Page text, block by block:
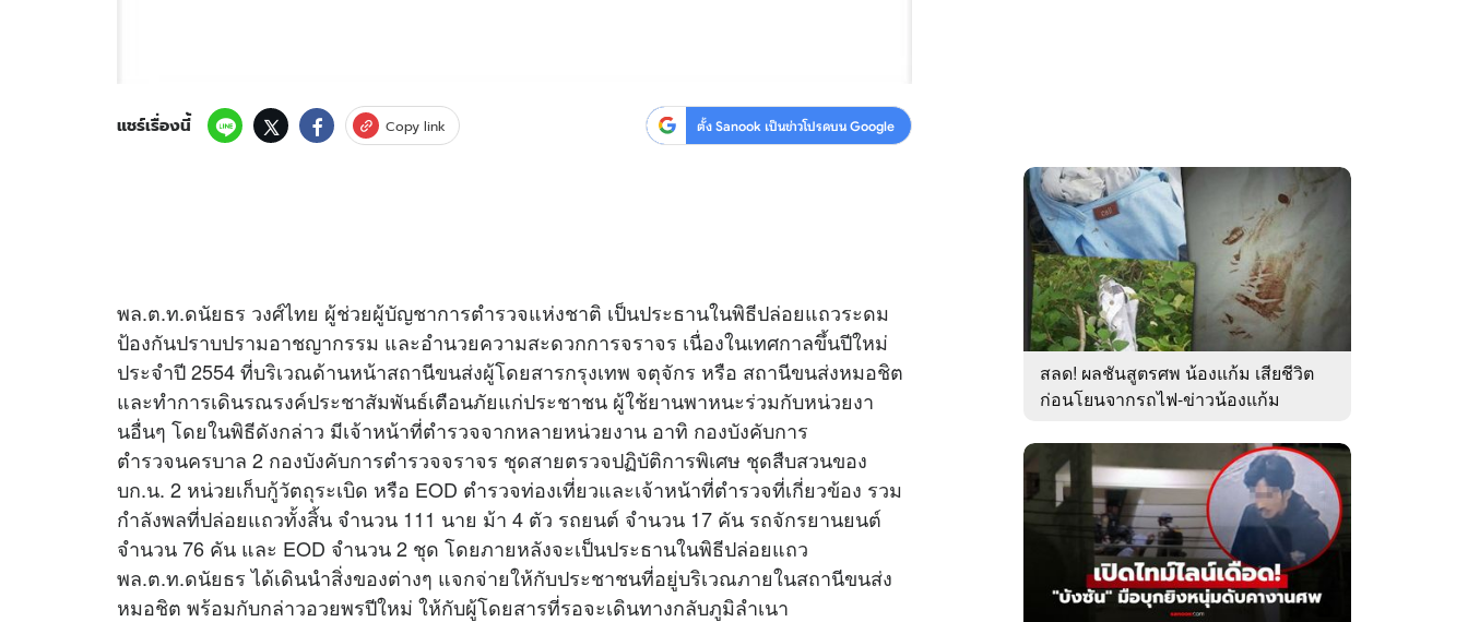
แชร์เรื่องนี้ Copy link ตั้ง Sanook เป็นข่าวโปรดบน Google
พล.ต.ท.ดนัยธร วงศ์ไทย ผู้ช่วยผู้บัญชาการตำรวจแห่งชาติ เป็นประธานในพิธีปล่อยแถวระดม
ป้องกันปราบปรามอาชญากรรม และอำนวยความสะดวกการจราจร เนื่องในเทศกาลขึ้นปีใหม่
ประจำปี 2554 ที่บริเวณด้านหน้าสถานีขนส่งผู้โดยสารกรุงเทพ จตุจักร หรือ สถานีขนส่งหมอชิต
และทำการเดินรณรงค์ประชาสัมพันธ์เตือนภัยแก่ประชาชน ผู้ใช้ยานพาหนะร่วมกับหน่วยงา
นอื่นๆ โดยในพิธีดังกล่าว มีเจ้าหน้าที่ตำรวจจากหลายหน่วยงาน อาทิ กองบังคับการ
ตำรวจนครบาล 2 กองบังคับการตำรวจจราจร ชุดสายตรวจปฏิบัติการพิเศษ ชุดสืบสวนของ
บก.น. 2 หน่วยเก็บกู้วัตถุระเบิด หรือ EOD ตำรวจท่องเที่ยวและเจ้าหน้าที่ตำรวจที่เกี่ยวข้อง รวม
กำลังพลที่ปล่อยแถวทั้งสิ้น จำนวน 111 นาย ม้า 4 ตัว รถยนต์ จำนวน 17 คัน รถจักรยานยนต์
จำนวน 76 คัน และ EOD จำนวน 2 ชุด โดยภายหลังจะเป็นประธานในพิธีปล่อยแถว
พล.ต.ท.ดนัยธร ได้เดินนำสิ่งของต่างๆ แจกจ่ายให้กับประชาชนที่อยู่บริเวณภายในสถานีขนส่ง
หมอชิต พร้อมกับกล่าวอวยพรปีใหม่ ให้กับผู้โดยสารที่รอจะเดินทางกลับภูมิลำเนา
สลด! ผลชันสูตรศพ น้องแก้ม เสียชีวิต
ก่อนโยนจากรถไฟ-ข่าวน้องแก้ม